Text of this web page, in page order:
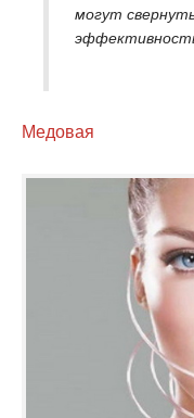
могут
Медовая